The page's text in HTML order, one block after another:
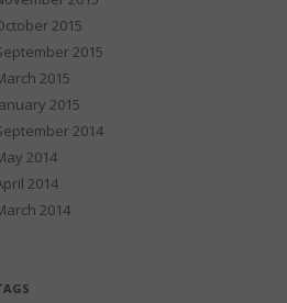
2015
2015
2015
2015
2014
2014
2014
2014